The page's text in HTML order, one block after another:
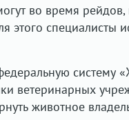
во время
этого специалисты
систему
ветеринарных
животное